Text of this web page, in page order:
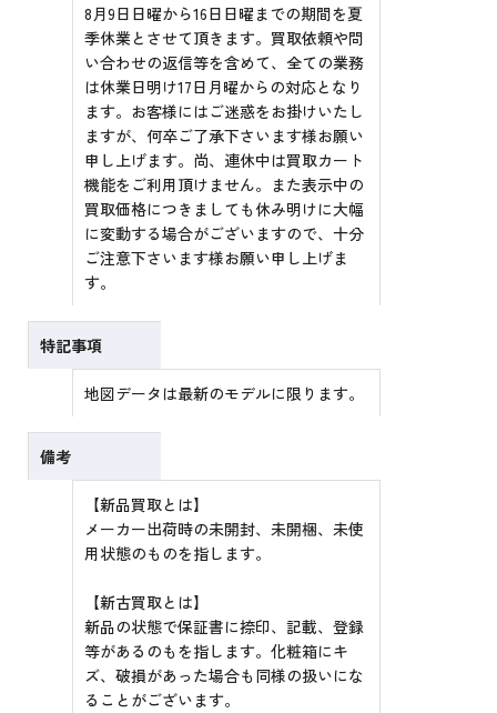
8月9日日曜から16日日曜までの期間を夏
季休業とさせて頂きます。買取依頼や問
い合わせの返信等を含めて、全ての業務
は休業日明け17日月曜からの対応となり
ます。お客様にはご迷惑をお掛けいたし
ますが、何卒ご了承下さいます様お願い
申し上げます。尚、連休中は買取カート
機能をご利用頂けません。また表示中の
買取価格につきましても休み明けに大幅
に変動する場合がございますので、十分
ご注意下さいます様お願い申し上げま
す。
特記事項
地図データは最新のモデルに限ります。
備考
【新品買取とは】
メーカー出荷時の未開封、未開梱、未使
用状態のものを指します。
【新古買取とは】
新品の状態で保証書に捺印、記載、登録
等があるのもを指します。化粧箱にキ
ズ、破損があった場合も同様の扱いにな
ることがございます。